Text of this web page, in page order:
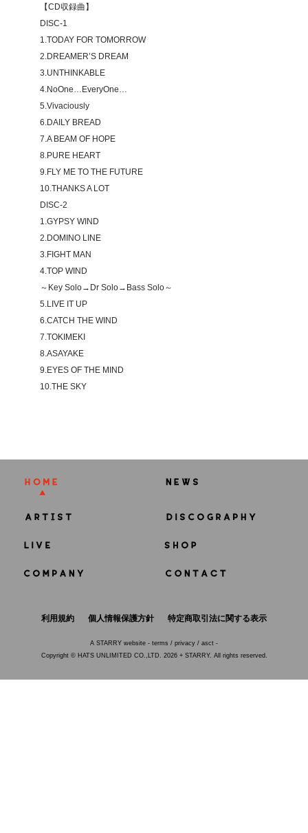
【CD収録曲】
DISC-1
1.TODAY FOR TOMORROW
2.DREAMER’S DREAM
3.UNTHINKABLE
4.NoOne…EveryOne…
5.Vivaciously
6.DAILY BREAD
7.A BEAM OF HOPE
8.PURE HEART
9.FLY ME TO THE FUTURE
10.THANKS A LOT
DISC-2
1.GYPSY WIND
2.DOMINO LINE
3.FIGHT MAN
4.TOP WIND
～Key Solo→Dr Solo→Bass Solo～
5.LIVE IT UP
6.CATCH THE WIND
7.TOKIMEKI
8.ASAYAKE
9.EYES OF THE MIND
10.THE SKY
利用規約 個人情報保護方針 特定商取引法に関する表示
A STARRY website - terms / privacy / asct -
Copyright © HATS UNLIMITED CO.,LTD. 2026 + STARRY. All rights reserved.